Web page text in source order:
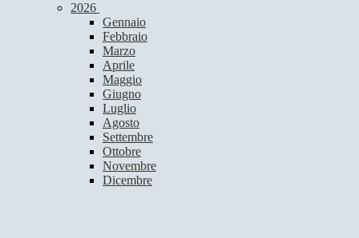
2026
Gennaio
Febbraio
Marzo
Aprile
Maggio
Giugno
Luglio
Agosto
Settembre
Ottobre
Novembre
Dicembre